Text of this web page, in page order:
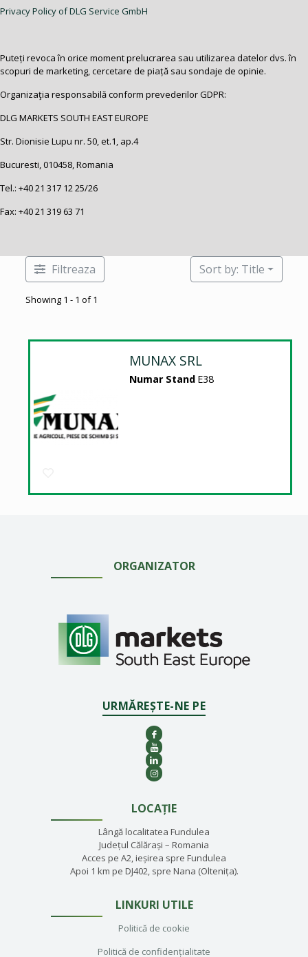
Privacy Policy of DLG Service GmbH
Puteți revoca în orice moment prelucrarea sau utilizarea datelor dvs. în
scopuri de marketing, cercetare de piață sau sondaje de opinie.
Organizaţia responsabilă conform prevederilor GDPR:
DLG MARKETS SOUTH EAST EUROPE
Str. Dionisie Lupu nr. 50, et.1, ap.4
Bucuresti, 010458, Romania
Tel.: +40 21 317 12 25/26
Fax: +40 21 319 63 71
Filtreaza
Showing 1 - 1 of 1
Sort by: Title
MUNAX SRL
Numar Stand E38
ORGANIZATOR
URMĂREȘTE-NE PE
LOCAȚIE
Lângă localitatea Fundulea
Județul Călărași – Romania
Acces pe A2, ieșirea spre Fundulea
Apoi 1 km pe DJ402, spre Nana (Oltenița).
LINKURI UTILE
Politică de cookie
Politică de confidențialitate